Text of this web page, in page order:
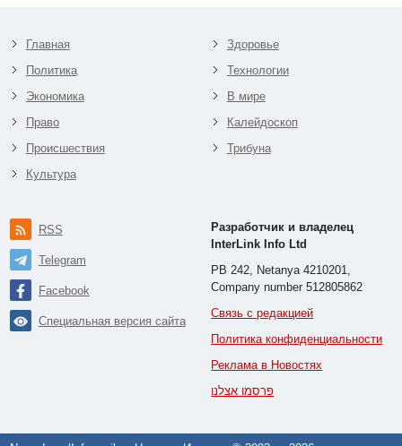
Главная
Политика
Экономика
Право
Происшествия
Культура
Здоровье
Технологии
В мире
Калейдоскоп
Трибуна
RSS
Telegram
Facebook
Специальная версия сайта
Разработчик и владелец
InterLink Info Ltd
PB 242, Netanya 4210201,
Company number 512805862
Связь с редакцией
Политика конфиденциальности
Реклама в Новостях
פרסמו אצלנו